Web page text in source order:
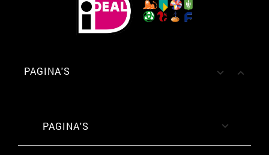
PAGINA'S  
PAGINA'S 